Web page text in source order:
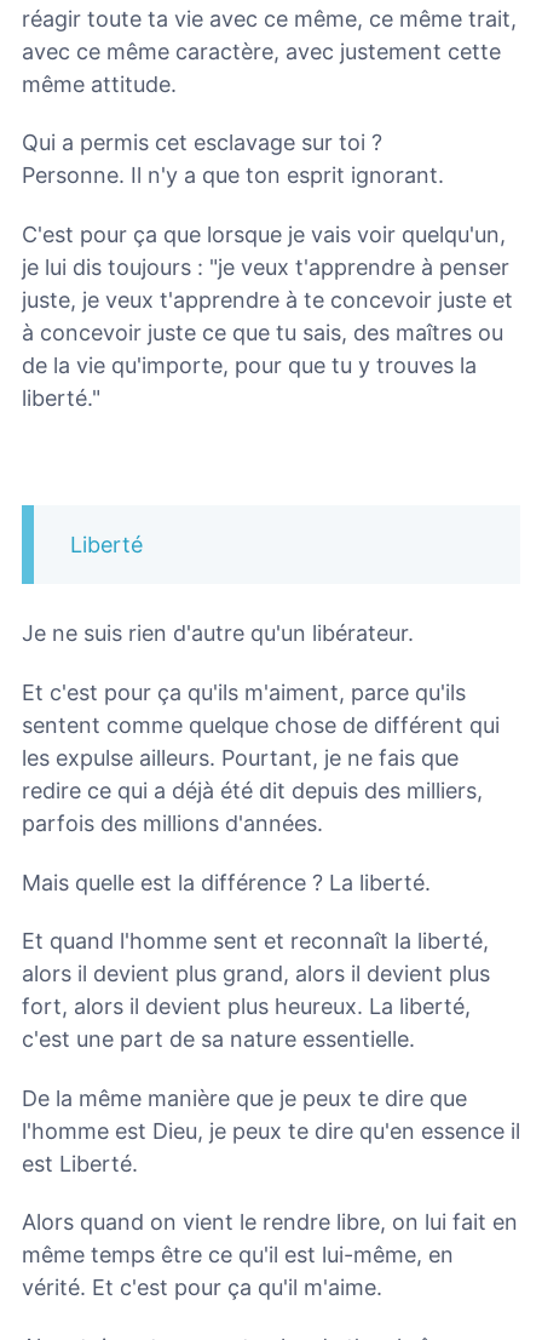
réagir toute ta vie avec ce même, ce même trait,
avec ce même caractère, avec justement cette
même attitude.
Qui a permis cet esclavage sur toi ?
Personne. Il n'y a que ton esprit ignorant.
C'est pour ça que lorsque je vais voir quelqu'un,
je lui dis toujours : "je veux t'apprendre à penser
juste, je veux t'apprendre à te concevoir juste et
à concevoir juste ce que tu sais, des maîtres ou
de la vie qu'importe, pour que tu y trouves la
liberté."
Liberté
Je ne suis rien d'autre qu'un libérateur.
Et c'est pour ça qu'ils m'aiment, parce qu'ils
sentent comme quelque chose de différent qui
les expulse ailleurs. Pourtant, je ne fais que
redire ce qui a déjà été dit depuis des milliers,
parfois des millions d'années.
Mais quelle est la différence ? La liberté.
Et quand l'homme sent et reconnaît la liberté,
alors il devient plus grand, alors il devient plus
fort, alors il devient plus heureux. La liberté,
c'est une part de sa nature essentielle.
De la même manière que je peux te dire que
l'homme est Dieu, je peux te dire qu'en essence il
est Liberté.
Alors quand on vient le rendre libre, on lui fait en
même temps être ce qu'il est lui-même, en
vérité. Et c'est pour ça qu'il m'aime.